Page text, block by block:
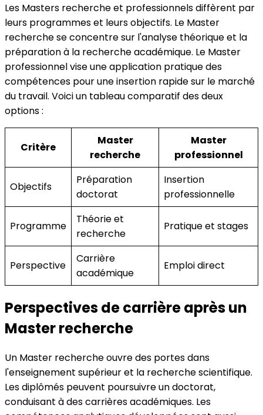
Les Masters recherche et professionnels diffèrent par
leurs programmes et leurs objectifs. Le Master
recherche se concentre sur l'analyse théorique et la
préparation à la recherche académique. Le Master
professionnel vise une application pratique des
compétences pour une insertion rapide sur le marché
du travail. Voici un tableau comparatif des deux
options :
Critère
Master
recherche
Master
professionnel
Objectifs
Préparation
doctorat
Insertion
professionnelle
Programme
Théorie et
recherche
Pratique et stages
Perspective
Carrière
académique
Emploi direct
Perspectives de carrière après un
Master recherche
Un Master recherche ouvre des portes dans
l'enseignement supérieur et la recherche scientifique.
Les diplômés peuvent poursuivre un doctorat,
conduisant à des carrières académiques. Les